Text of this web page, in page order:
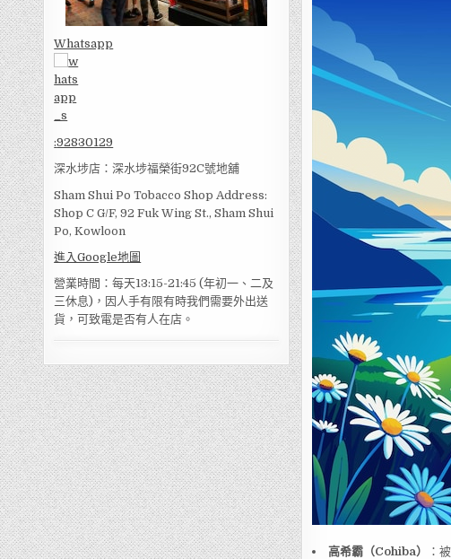
Whatsapp
:92830129
深水埗店：深水埗福榮街92C號地舖
Sham Shui Po Tobacco Shop Address:
Shop C G/F, 92 Fuk Wing St., Sham Shui
Po, Kowloon
進入Google地圖
營業時間：每天13:15-21:45 (年初一、二及
三休息)，因人手有限有時我們需要外出送
貨，可致電是否有人在店。
高希霸（Cohiba）
：